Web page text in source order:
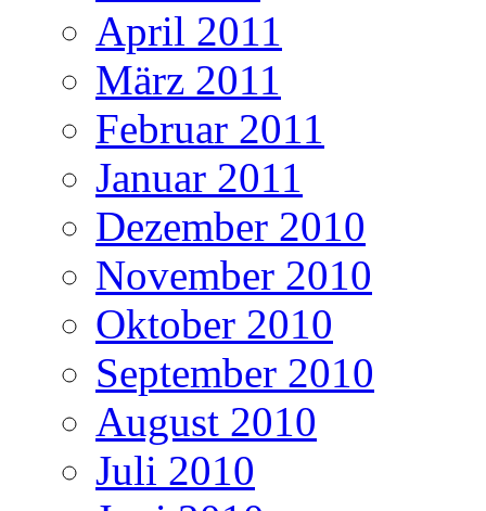
April 2011
März 2011
Februar 2011
Januar 2011
Dezember 2010
November 2010
Oktober 2010
September 2010
August 2010
Juli 2010